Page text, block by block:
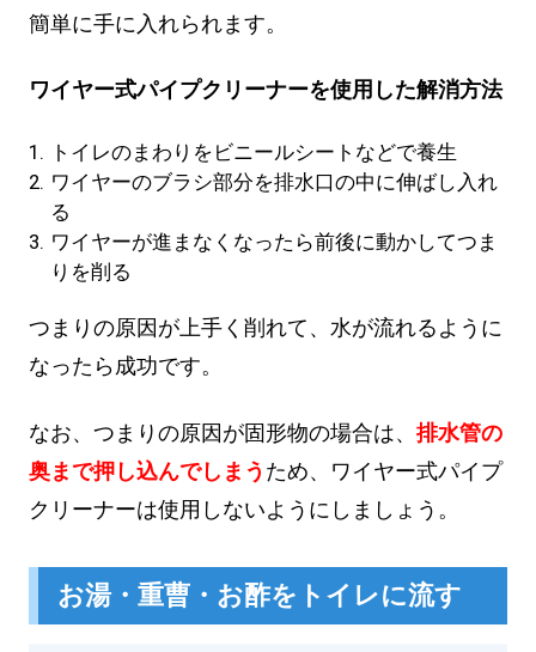
簡単に手に入れられます。
ワイヤー式パイプクリーナーを使用した解消方法
トイレのまわりをビニールシートなどで養生
ワイヤーのブラシ部分を排水口の中に伸ばし入れ
る
ワイヤーが進まなくなったら前後に動かしてつま
りを削る
つまりの原因が上手く削れて、水が流れるように
なったら成功です。
なお、つまりの原因が固形物の場合は、 排水管の
奥まで押し込んでしまう ため、ワイヤー式パイプ
クリーナーは使用しないようにしましょう。
お湯・重曹・お酢をトイレに流す